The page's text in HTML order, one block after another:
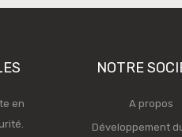
en
NOTRE
A propos
Développement